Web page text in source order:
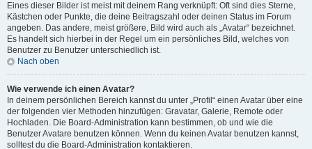
Eines dieser Bilder ist meist mit deinem Rang verknüpft: Oft sind dies Sterne,
Kästchen oder Punkte, die deine Beitragszahl oder deinen Status im Forum
angeben. Das andere, meist größere, Bild wird auch als „Avatar“ bezeichnet.
Es handelt sich hierbei in der Regel um ein persönliches Bild, welches von
Benutzer zu Benutzer unterschiedlich ist.
Nach oben
Wie verwende ich einen Avatar?
In deinem persönlichen Bereich kannst du unter „Profil“ einen Avatar über eine
der folgenden vier Methoden hinzufügen: Gravatar, Galerie, Remote oder
Hochladen. Die Board-Administration kann bestimmen, ob und wie die
Benutzer Avatare benutzen können. Wenn du keinen Avatar benutzen kannst,
solltest du die Board-Administration kontaktieren.